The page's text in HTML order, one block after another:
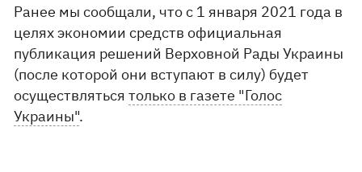
Ранее мы сообщали, что с 1 января 2021 года в
целях экономии средств официальная
публикация решений Верховной Рады Украины
(после которой они вступают в силу) будет
осуществлятьсятолько в газете "Голос
Украины".